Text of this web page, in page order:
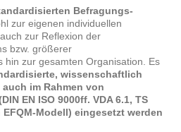
Befragungs-
zur eigenen individuellen
zur Reflexion der
bzw. größerer
hin zur gesamten Organisation. Es
wissenschaftlich
im Rahmen von
EN ISO 9000ff. VDA 6.1, TS
Modell) eingesetzt werden